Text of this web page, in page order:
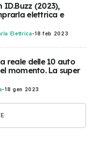
ID.Buzz (2023),
elettrica e
Elettrica-18 feb 2023
reale delle 10 auto
momento. La super
-18 gen 2023